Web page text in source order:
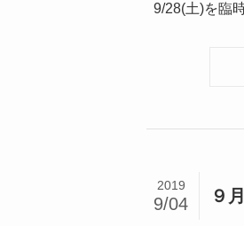
9/28(土)を臨
９
2019
9/04